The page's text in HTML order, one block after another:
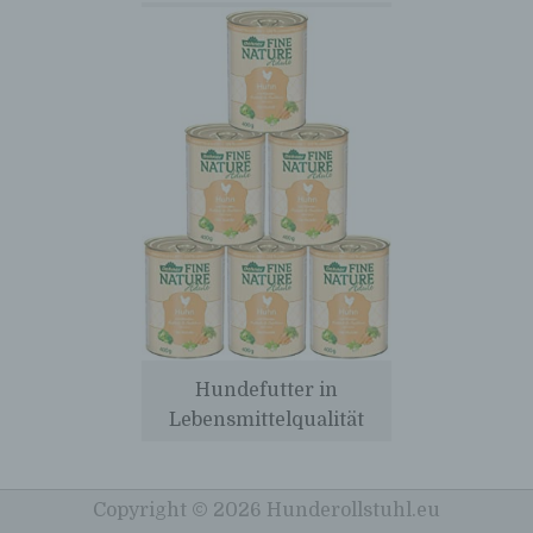
Hundefutter in
Lebensmittelqualität
Copyright © 2026 Hunderollstuhl.eu
informierter Weise und unmissverständlich
abgegebene Willensbekundung in Form
einer Erklärung oder einer sonstigen
eindeutigen bestätigenden Handlung, mit
der die betroffene Person zu verstehen gibt,
dass sie mit der Verarbeitung der sie
betreffenden personenbezogenen Daten
einverstanden ist.
Name und Anschrift des für die Verarbeitung
Verantwortlichen
Verantwortlicher im Sinne der Datenschutz-
Grundverordnung, sonstiger in den Mitgliedstaaten
der Europäischen Union geltenden
mit datenschutzrechtlichem Charakter ist die:
25451 Quickborn